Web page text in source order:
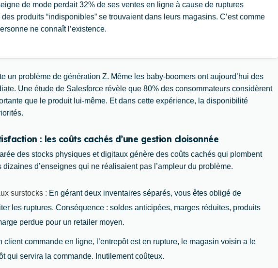
de mode perdait 32% de ses ventes en ligne à cause de ruptures
produits “indisponibles” se trouvaient dans leurs magasins. C’est comme
ne connaît l’existence.
un problème de génération Z. Même les baby-boomers ont aujourd’hui des
Une étude de Salesforce révèle que 80% des consommateurs considèrent
que le produit lui-même. Et dans cette expérience, la disponibilité
: les coûts cachés d’une gestion cloisonnée
des stocks physiques et digitaux génère des coûts cachés qui plombent
dizaines d’enseignes qui ne réalisaient pas l’ampleur du problème.
surstocks : En gérant deux inventaires séparés, vous êtes obligé de
les ruptures. Conséquence : soldes anticipées, marges réduites, produits
perdue pour un retailer moyen.
client commande en ligne, l’entrepôt est en rupture, le magasin voisin a le
qui servira la commande. Inutilement coûteux.